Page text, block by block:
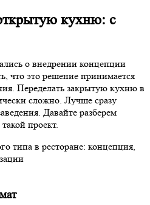
кухню: с
о внедрении концепции
что это решение принимается
Переделать закрытую кухню в
сложно. Лучше сразу
Давайте разберем
проект.